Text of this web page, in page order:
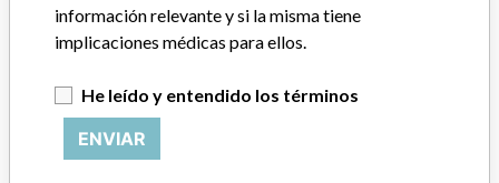
Dirección del fabricante
Empresa matriz del fabricante (2017) Danaher Corporation
Source
información relevante y si la misma tiene
implicaciones médicas para ellos.
He leído y entendido los términos
ENVIAR